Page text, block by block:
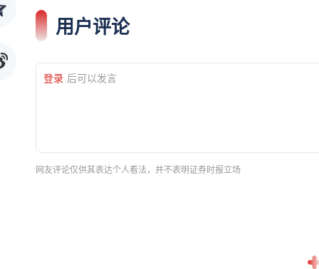
用户评论
登录 后可以发言
网友评论仅供其表达个人看法，并不表明证券时报立场